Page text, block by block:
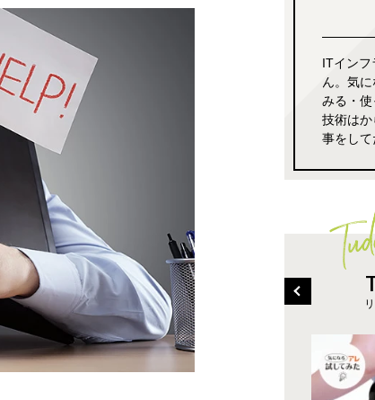
ITインフ
ん。気
みる・使
技術は
事をして